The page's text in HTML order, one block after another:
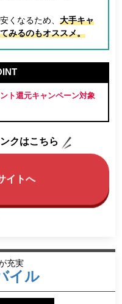
くなるため、大手キャ
みるのもオススメ。
ト還元キャンペーン対象
クはこちら
イトへ
充実
イル